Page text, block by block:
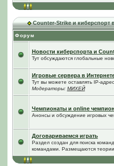
Counter-Strike и киберспорт
Форум
Новости киберспорта и
Тут обсуждаются глобальные
Игровые сервера в
Тут вы можете оставлять IP-
Модераторы: МИХЕЙ
Чемпионаты и online
Анонсы и обсуждение игровых
Договариваемся играть
Раздел создан для поиска
командами. Размещаются